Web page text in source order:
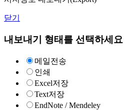
닫기
내보내기 형태를 선택하세요
메일전송
인쇄
Excel저장
Text저장
EndNote / Mendeley